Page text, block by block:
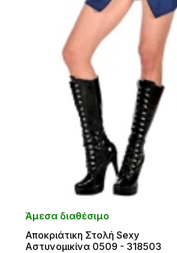
Άμεσα διαθέσιμο
Αποκριάτικη Στολή Sexy
Αστυνομικίνα 0509 - 318503